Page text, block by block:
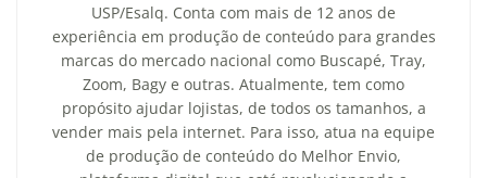
USP/Esalq. Conta com mais de 12 anos de
experiência em produção de conteúdo para grandes
marcas do mercado nacional como Buscapé, Tray,
Zoom, Bagy e outras. Atualmente, tem como
propósito ajudar lojistas, de todos os tamanhos, a
vender mais pela internet. Para isso, atua na equipe
de produção de conteúdo do Melhor Envio,